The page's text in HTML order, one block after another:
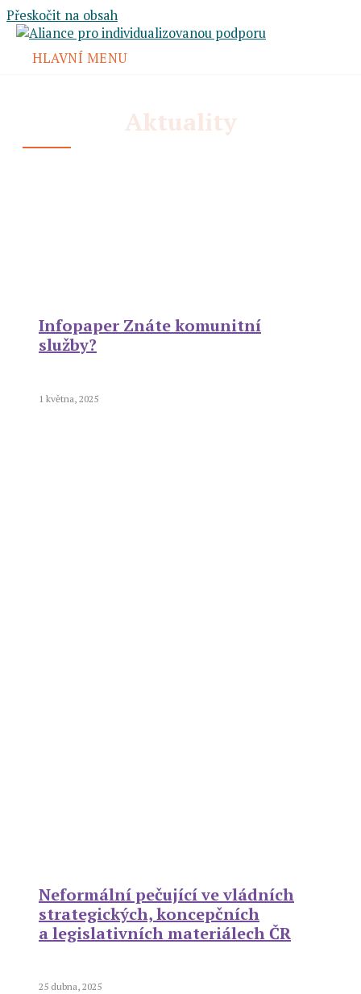
Přeskočit na obsah
HLAVNÍ MENU
Aktuality
Infopaper Znáte komunitní
služby?
1 května, 2025
Neformální pečující ve vládních
strategických, koncepčních
a legislativních materiálech ČR
25 dubna, 2025